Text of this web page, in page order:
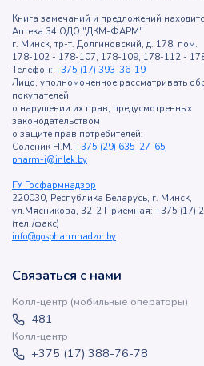
Книга замечаний и предложений
Аптека 34 ОДО "ДКМ-ФАРМ"
г. Минск, тр-т. Долгиновский, д. 178, пом.
178-102 - 178-107, 178-109, 178-112 -
Телефон: +375 (17) 393-36-19
Лицо, уполномоченное рассматривать
покупателей
о нарушении их прав, предусмотренных
законодательством
о защите прав потребителей:
Соленик Н.М. +375 (29) 635-27-65
pharm-i@inlek.by
ГУ Госфармнадзор
220030, Республика Беларусь, г. Минск,
ул.Мясникова, 32-2 Приемная: +375 (17)
(тел./факс)
info@gospharmnadzor.by
Связаться с нами
Колл-центр (мобильные операторы)
481
Колл-центр
+375 (17) 388-76-78